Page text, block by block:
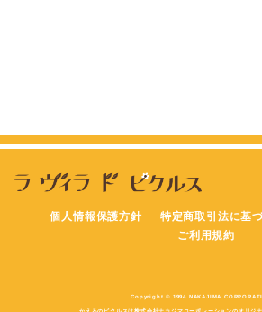
個人情報保護方針 特定商取引法に基
ご利用規約
Copyright © 1994 NAKAJIMA
かえるのピクルスは株式会社ナカジマコーポレーションのオリジ